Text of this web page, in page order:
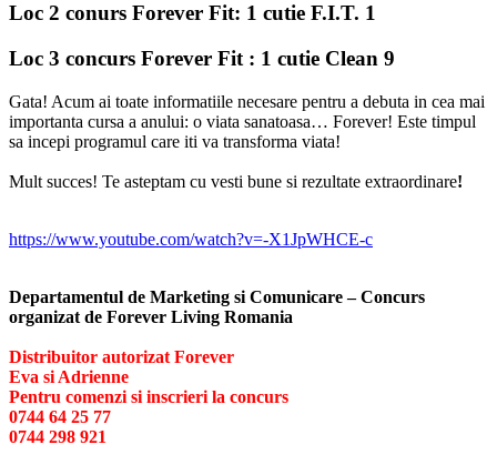
Loc 2 conurs Forever Fit: 1 cutie F.I.T. 1
Loc 3 concurs Forever Fit : 1 cutie Clean 9
Gata! Acum ai toate informatiile necesare pentru a debuta in cea mai
importanta cursa a anului: o viata sanatoasa… Forever! Este timpul
sa incepi programul care iti va transforma viata!
Mult succes! Te asteptam cu vesti bune si rezultate extraordinare!
https://www.youtube.com/watch?v=-X1JpWHCE-c
Departamentul de Marketing si Comunicare – Concurs
organizat de Forever Living Romania
Distribuitor autorizat Forever
Eva si Adrienne
Pentru comenzi si inscrieri la concurs
0744 64 25 77
0744 298 921